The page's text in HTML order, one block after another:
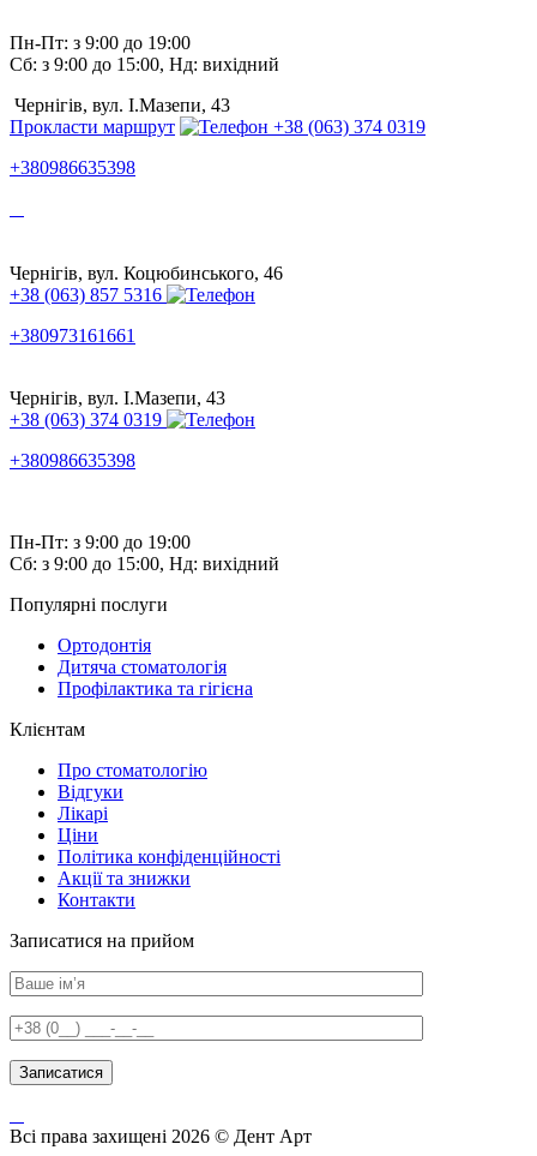
Пн-Пт: з 9:00 до 19:00
Сб: з 9:00 до 15:00, Нд: вихідний
Чернігів, вул. І.Мазепи, 43
Прокласти маршрут
+38 (063) 374 0319
+380986635398
Чернігів, вул. Коцюбинського, 46
+38 (063) 857 5316
+380973161661
Чернігів, вул. І.Мазепи, 43
+38 (063) 374 0319
+380986635398
Пн-Пт: з 9:00 до 19:00
Сб: з 9:00 до 15:00, Нд: вихідний
Популярні послуги
Ортодонтія
Дитяча стоматологія
Профілактика та гігієна
Клієнтам
Про стоматологію
Відгуки
Лікарі
Ціни
Політика конфіденційності
Акції та знижки
Контакти
Записатися на прийом
Всі права захищені 2026 © Дент Арт